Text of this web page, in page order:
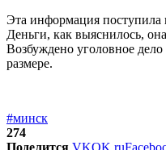
Эта информация
Деньги, как выяснилось,
Возбуждено уголовное
размере.
#минск
274
Поделится VKOK.ru